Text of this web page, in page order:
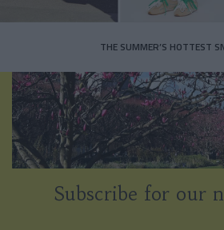
THE SUMMER’S HOTTEST
Subscribe for our